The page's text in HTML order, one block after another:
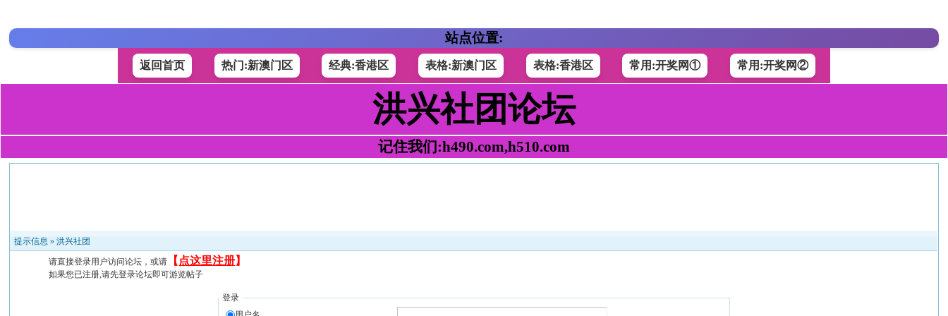
站点位置:
返回首页 热门:新澳门区 经典:香港区 表格:新澳门区 表格:香港区 常用:开奖网① 常用:开奖网②
洪兴社团论坛
记住我们:h490.com,h510.com
提示信息 »洪兴社团
请直接登录用户访问论坛，或请 【 点这里注册】
如果您已注册,请先登录论坛即可游览帖子
登录